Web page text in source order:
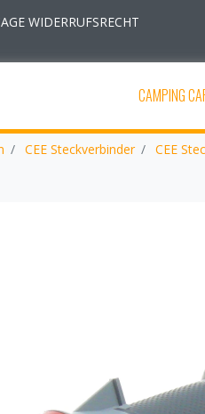
WIDERRUFSRECHT
CAMPING
CEE Steckverbinder CEE